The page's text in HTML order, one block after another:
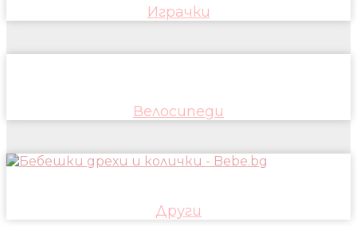
Играчки
Велосипеди
Други